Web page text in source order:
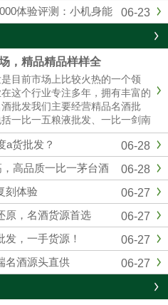
06-23
体验评测：小机身能
，精品精品样样全
目前市场上比较火热的一个领
这个行业专注多年，拥有丰富的
批发我们主要经营精品名酒批
一比一五粮液批发、一比一剑南
国窖1573批发等。这些都是市场
产品。对于想要购买五粮液的人
粮液批发是个......
06-28
a货批发？
06-28
高品质一比一茅台酒
06-27
刻体验
06-27
原，名酒货源首选
06-27
，一手货源！
06-27
名酒源头直供